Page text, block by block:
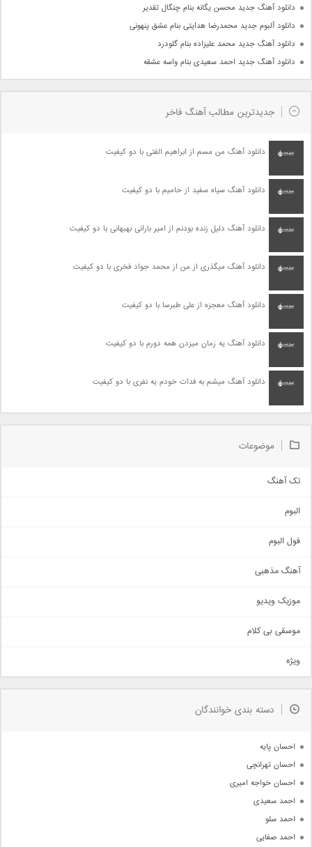
دانلود آهنگ جدید محسن یگانه بنام چنگال تقدیر
دانلود آلبوم جدید محمدرضا هدایتی بنام عشق پنهونی
دانلود آهنگ جدید محمد علیزاده بنام گلودرد
دانلود آهنگ جدید احمد سعیدی بنام واسه عشقه
جدیدترین مطالب آهنگ فاخر
دانلود آهنگ من مسم از ابراهیم الفتی با دو کیفیت
دانلود آهنگ سیاه سفید از حامیم با دو کیفیت
دانلود آهنگ دلیل زنده بودنم از امیر بارانی بهبهانی با دو کیفیت
دانلود آهنگ میگذری از من از محمد جواد فخری با دو کیفیت
دانلود آهنگ معجزه از علی طبرسا با دو کیفیت
دانلود آهنگ یه زمان میزدن همه دورم با دو کیفیت
دانلود آهنگ میشم به فدات خودم یه نفری با دو کیفیت
موضوعات
تک آهنگ
اجتماعی
حماسی
سنتی
اهنگ بندرعباسی
دمو
مذهبی
جدیدترین ها
البوم
فول البوم
آهنگ مذهبی
موزیک ویدیو
موسقی بی کلام
ویژه
دسته بندی خوانندگان
احسان پایه
احسان تهرانچی
احسان خواجه امیری
احمد سعیدی
احمد سلو
احمد صفایی